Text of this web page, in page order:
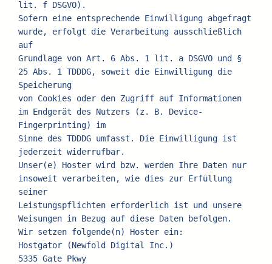
lit. f DSGVO).
Sofern eine entsprechende Einwilligung abgefragt
wurde, erfolgt die Verarbeitung ausschließlich
auf
Grundlage von Art. 6 Abs. 1 lit. a DSGVO und §
25 Abs. 1 TDDDG, soweit die Einwilligung die
Speicherung
von Cookies oder den Zugriff auf Informationen
im Endgerät des Nutzers (z. B. Device-
Fingerprinting) im
Sinne des TDDDG umfasst. Die Einwilligung ist
jederzeit widerrufbar.
Unser(e) Hoster wird bzw. werden Ihre Daten nur
insoweit verarbeiten, wie dies zur Erfüllung
seiner
Leistungspflichten erforderlich ist und unsere
Weisungen in Bezug auf diese Daten befolgen.
Wir setzen folgende(n) Hoster ein:
Hostgator (Newfold Digital Inc.)
5335 Gate Pkwy